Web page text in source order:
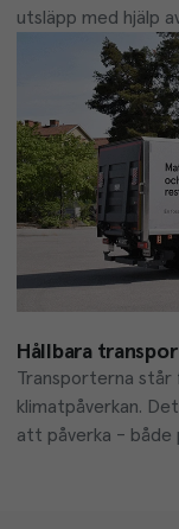
utsläpp med hjälp
Hållbara
Transporterna står
klimatpåverkan.
att påverka - både